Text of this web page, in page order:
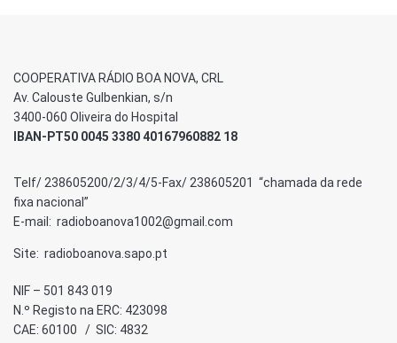
COOPERATIVA RÁDIO BOA NOVA, CRL
Av. Calouste Gulbenkian, s/n
3400-060 Oliveira do Hospital
IBAN-PT50 0045 3380 40167960882 18
Telf/ 238605200/2/3/4/5-Fax/ 238605201 “chamada da rede
fixa nacional”
E-mail: radioboanova1002@gmail.com
Site: radioboanova.sapo.pt
NIF – 501 843 019
N.º Registo na ERC: 423098
CAE: 60100 / SIC: 4832